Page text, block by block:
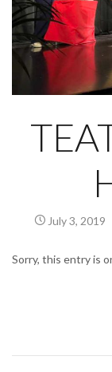
July 3, 2019
Sorry, this entry is